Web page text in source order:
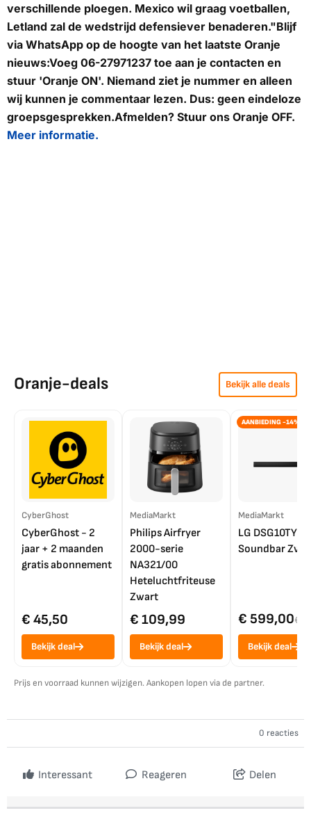
verschillende ploegen. Mexico wil graag voetballen,
Letland zal de wedstrijd defensiever benaderen."Blijf
via WhatsApp op de hoogte van het laatste Oranje
nieuws:Voeg 06-27971237 toe aan je contacten en
stuur 'Oranje ON'. Niemand ziet je nummer en alleen
wij kunnen je commentaar lezen. Dus: geen eindeloze
groepsgesprekken.Afmelden? Stuur ons Oranje OFF.
Meer informatie.
Oranje-deals Bekijk alle deals
CyberGhost
CyberGhost - 2
jaar + 2 maanden
gratis abonnement
€ 45,50
Bekijk deal
MediaMarkt
Philips Airfryer
2000-serie
NA321/00
Heteluchtfriteuse
Zwart
€ 109,99
Bekijk deal
AANBIEDING -14%
MediaMarkt
LG DSG10TY
Soundbar
€ 599,00€
Bekijk deal
Prijs en voorraad kunnen wijzigen. Aankopen lopen via de partner.
0 reacties
Interessant Reageren Delen